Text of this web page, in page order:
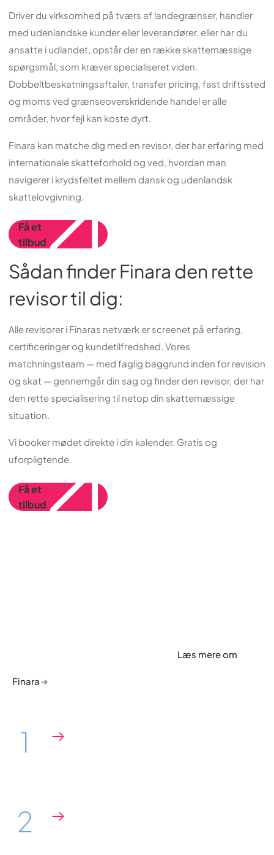
Driver du virksomhed på tværs af landegrænser, handler
med udenlandske kunder eller leverandører, eller har du
ansatte i udlandet, opstår der en række skattemæssige
spørgsmål, som kræver specialiseret viden.
Dobbeltbeskatningsaftaler, transfer pricing, fast driftssted
og moms ved grænseoverskridende handel er alle
områder, hvor fejl kan koste dyrt.
Finara kan matche dig med en revisor, der har erfaring med
internationale skatteforhold og ved, hvordan man
navigerer i krydsfeltet mellem dansk og udenlandsk
skattelovgivning.
Få et
tilbud
Sådan finder Finara den rette
revisor til dig:
Alle revisorer i Finaras netværk er screenet på erfaring,
certificeringer og kundetilfredshed. Vores
matchningsteam — med faglig baggrund inden for revision
og skat — gennemgår din sag og finder den revisor, der har
den rette specialisering til netop din skattemæssige
situation.
Vi booker mødet direkte i din kalender. Gratis og
uforpligtende.
Få et
tilbud
Læs mere om
Finara
1
2